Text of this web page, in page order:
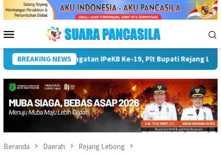
Menu
Mobile
BREAKING NEWS
Penyuluh KB Ujung Tombak Pembangunan Keluarga
Beranda Daerah Rejang Lebong